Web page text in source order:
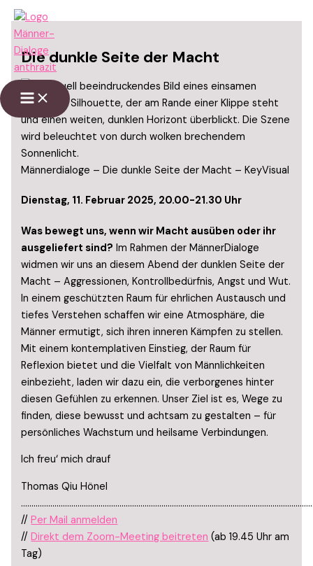
Zum
Inhalt
springen
Main
Menu
Die dunkle Seite der Macht
Männerdialoge – Die dunkle Seite der Macht – KeyVisual
Dienstag, 11. Februar 2025, 20.00-21.30 Uhr
Was bewegt uns, wenn wir Macht ausüben oder ihr
ausgeliefert sind? Im Rahmen der MännerDialoge
widmen wir uns an diesem Abend der dunklen Seite der
Macht – Aggressionen, Kontrollbedürfnis, Angst und Wut.
In einem geschützten Raum für ehrlichen Austausch und
tiefes Verstehen schaffen wir eine Atmosphäre, die
Männer ermutigt, sich ihren inneren Kämpfen zu stellen.
Mit einem kontemplativen Einstieg, der Raum für
Reflexion bietet und die Vielfalt von Männlichkeiten
einbezieht, laden wir dazu ein, die verborgenes hinter
diesen Gefühlen zu erkennen. Unser Ziel ist es, Wege zu
finden, diese bewusst und achtsam zu gestalten – für
persönliches Wachstum und heilsame Verbindungen.
Ich freu‘ mich drauf
Thomas Qiu Hönel
//Per Mail anmelden
//Direkt dem Zoom-Meeting beitreten (ab 19.45 Uhr am
Tag)